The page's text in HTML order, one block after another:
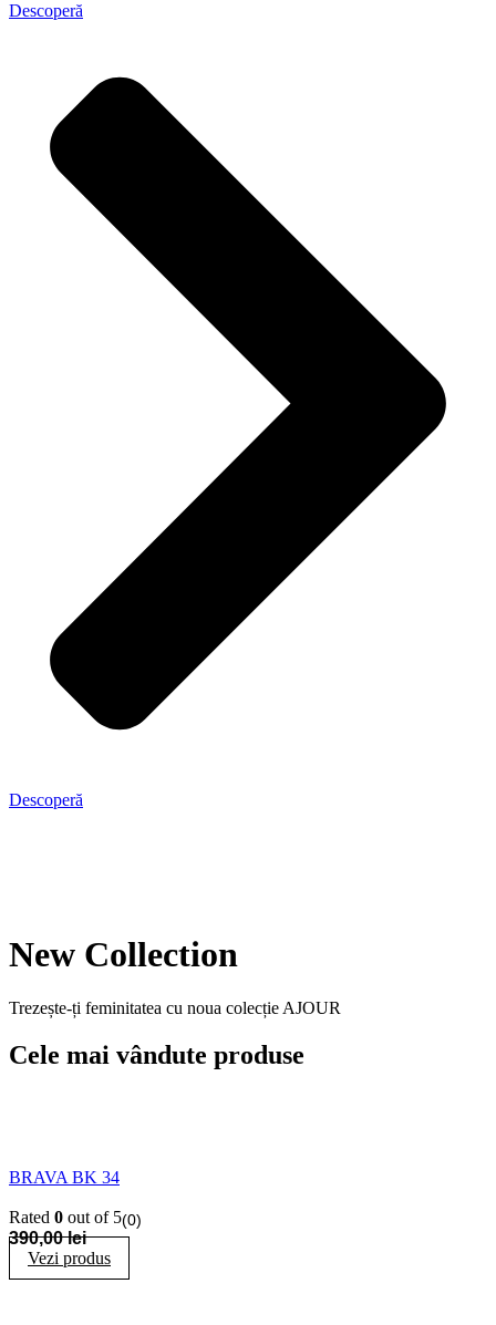
Descoperă
Descoperă
New Collection
Trezește-ți feminitatea cu noua colecție AJOUR
Cele mai vândute produse
BRAVA BK 34
Rated 0 out of 5(0)
390,00lei
Vezi produs